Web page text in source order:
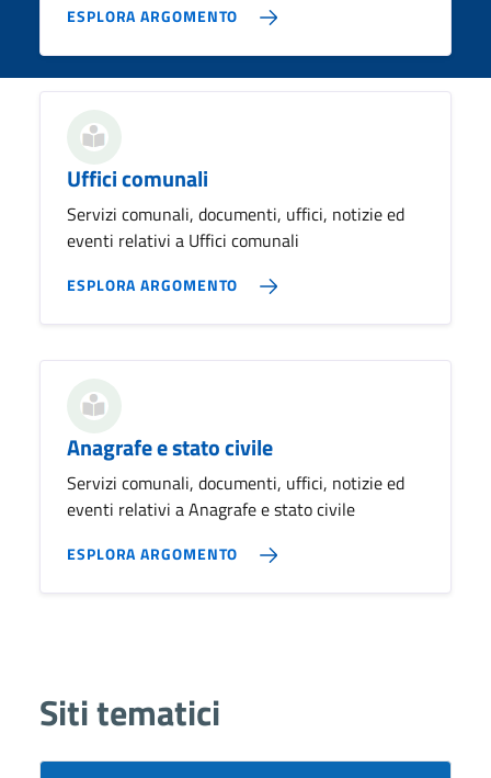
ESPLORA ARGOMENTO
Uffici comunali
Servizi comunali, documenti, uffici, notizie ed
eventi relativi a Uffici comunali
ESPLORA ARGOMENTO
Anagrafe e stato civile
Servizi comunali, documenti, uffici, notizie ed
eventi relativi a Anagrafe e stato civile
ESPLORA ARGOMENTO
Siti tematici